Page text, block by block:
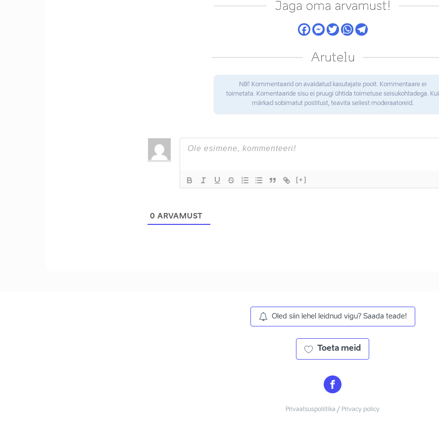
Jaga oma arvamust!
Arutelu
NB! Kommentaarid on avaldatud kasutajate poolt. Kommentaare ei
toimetata. Komentaaride sisu ei pruugi ühtida toimetuse seisukohtadega. Kui
märkad sobimatut postitust, teavita sellest moderaatoreid.
[+]
0 ARVAMUST
Oled siin lehel leidnud vigu? Saada teade!
Toeta meid
Privaatsuspoliitika / Privacy policy